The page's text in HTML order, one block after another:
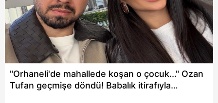
"Orhaneli'de mahallede koşan o çocuk..." Ozan
Tufan geçmişe döndü! Babalık itirafıyla